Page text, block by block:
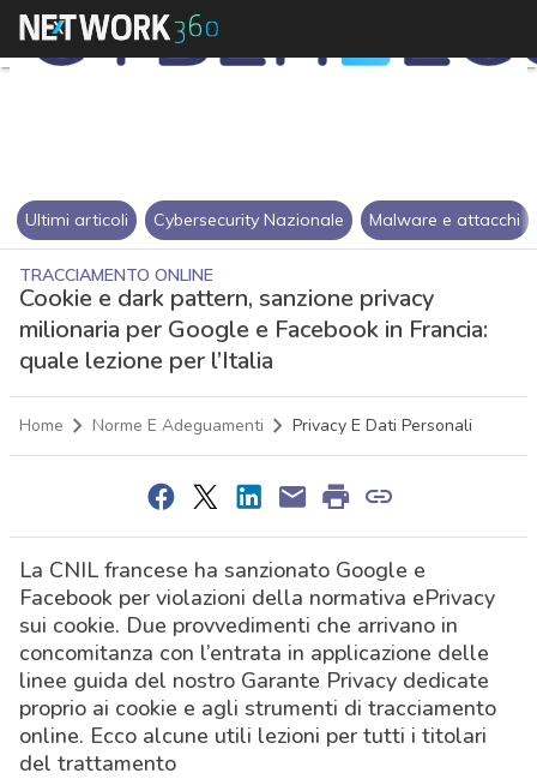
Ultimi articoli Cybersecurity Nazionale Malware e attacchi
TRACCIAMENTO ONLINE
Cookie e dark pattern, sanzione privacy
milionaria per Google e Facebook in Francia:
quale lezione per l’Italia
Home Norme E Adeguamenti Privacy E Dati Personali
La CNIL francese ha sanzionato Google e
Facebook per violazioni della normativa ePrivacy
sui cookie. Due provvedimenti che arrivano in
concomitanza con l’entrata in applicazione delle
linee guida del nostro Garante Privacy dedicate
proprio ai cookie e agli strumenti di tracciamento
online. Ecco alcune utili lezioni per tutti i titolari
del trattamento